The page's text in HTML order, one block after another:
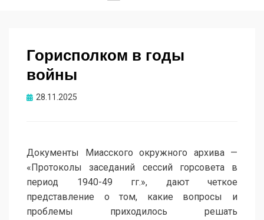
Горисполком в годы
войны
Опубликовано
28.11.2025
Документы Миасского окружного архива —
«Протоколы заседаний сессий горсовета в
период 1940-49 гг.», дают четкое
представление о том, какие вопросы и
проблемы приходилось решать